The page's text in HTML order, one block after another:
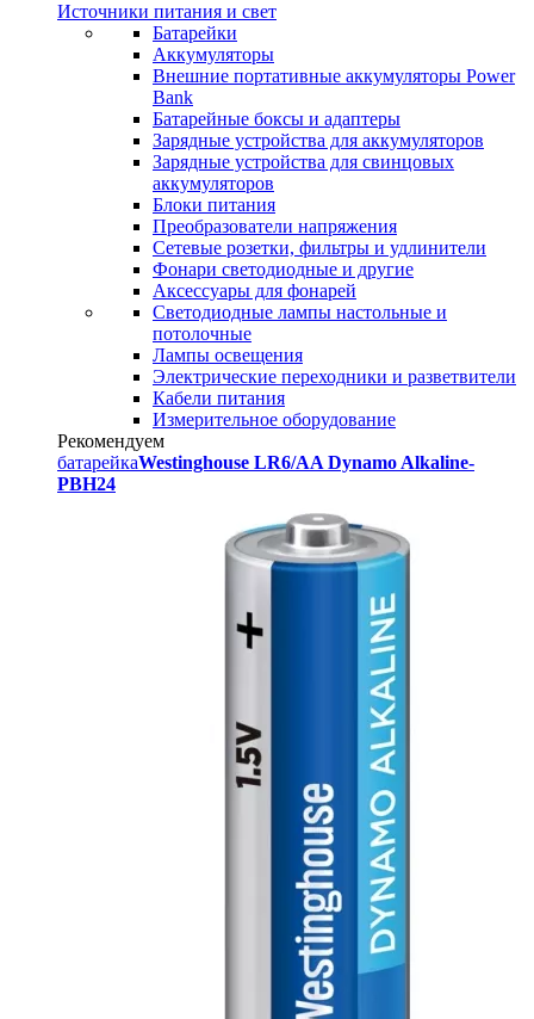
Источники питания и свет
Батарейки
Аккумуляторы
Внешние портативные аккумуляторы Power
Bank
Батарейные боксы и адаптеры
Зарядные устройства для аккумуляторов
Зарядные устройства для свинцовых
аккумуляторов
Блоки питания
Преобразователи напряжения
Сетевые розетки, фильтры и удлинители
Фонари светодиодные и другие
Аксессуары для фонарей
Светодиодные лампы настольные и
потолочные
Лампы освещения
Электрические переходники и разветвители
Кабели питания
Измерительное оборудование
Рекомендуем
батарейкаWestinghouse LR6/AA Dynamo Alkaline-
PBH24